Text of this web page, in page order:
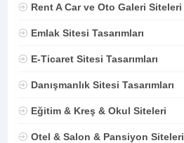
Rent A Car ve Oto Galeri Siteleri
Emlak Sitesi Tasarımları
E-Ticaret Sitesi Tasarımları
Danışmanlık Sitesi Tasarımları
Eğitim & Kreş & Okul Siteleri
Otel & Salon & Pansiyon Siteleri